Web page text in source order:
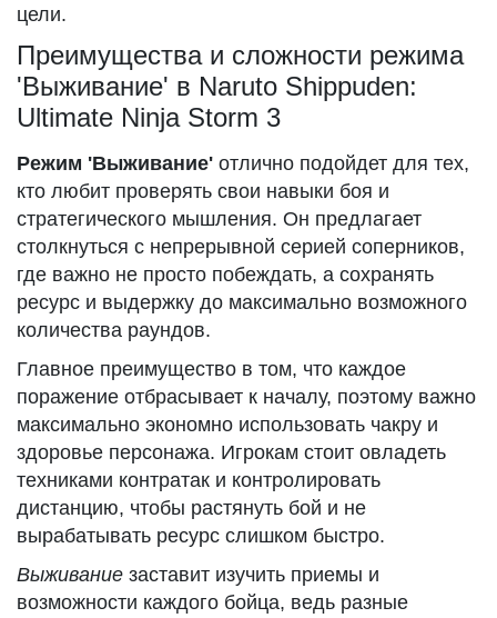
цели.
Преимущества и сложности режима
'Выживание' в Naruto Shippuden:
Ultimate Ninja Storm 3
Режим 'Выживание' отлично подойдет для тех,
кто любит проверять свои навыки боя и
стратегического мышления. Он предлагает
столкнуться с непрерывной серией соперников,
где важно не просто побеждать, а сохранять
ресурс и выдержку до максимально возможного
количества раундов.
Главное преимущество в том, что каждое
поражение отбрасывает к началу, поэтому важно
максимально экономно использовать чакру и
здоровье персонажа. Игрокам стоит овладеть
техниками контратак и контролировать
дистанцию, чтобы растянуть бой и не
вырабатывать ресурс слишком быстро.
Выживание заставит изучить приемы и
возможности каждого бойца, ведь разные